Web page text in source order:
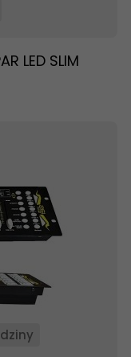
LED SLIM